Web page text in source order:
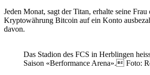
Jeden Monat, sagt der Titan, erhalte seine
Kryptowährung Bitcoin auf ein Konto
davon.
Das Stadion des FCS in Herblingen
Saison «Berformance Arena». Foto: